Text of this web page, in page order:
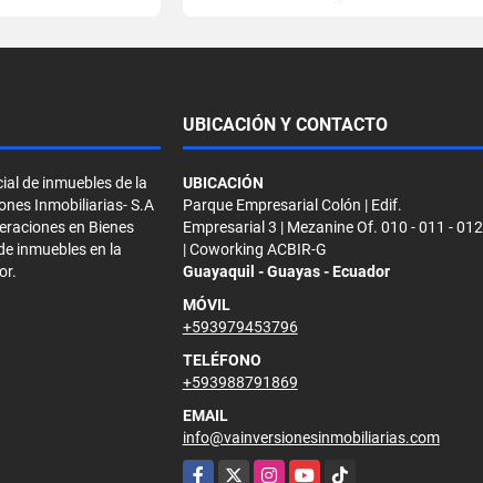
de inmuebles de la
Inmobiliarias- S.A
en Bienes
inmuebles en la
UBICACIÓN Y CONTACTO
UBICACIÓN
Parque Empresarial Colón | Edif.
Empresarial 3 | Mezanine Of. 010 - 011 - 012
| Coworking ACBIR-G
Guayaquil - Guayas - Ecuador
MÓVIL
+593979453796
TELÉFONO
+593988791869
EMAIL
info@vainversionesinmobiliarias.com
Facebook
X InstagramYouTubeTikTok